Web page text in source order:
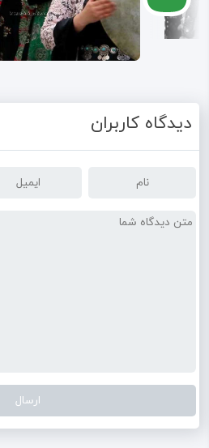
دیدگاه کاربران